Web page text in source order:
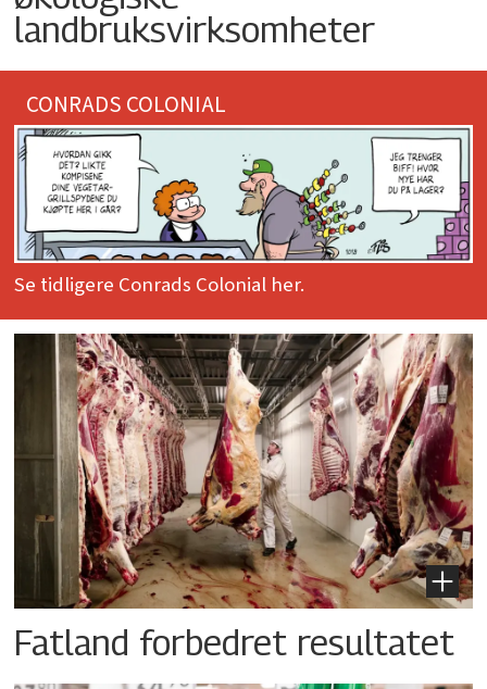
landbruksvirksomheter
CONRADS COLONIAL
Se tidligere Conrads Colonial her.
Fatland forbedret resultatet